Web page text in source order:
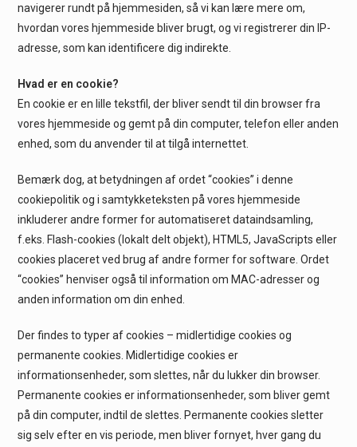
navigerer rundt på hjemmesiden, så vi kan lære mere om,
hvordan vores hjemmeside bliver brugt, og vi registrerer din IP-
adresse, som kan identificere dig indirekte.
Hvad er en cookie?
En cookie er en lille tekstfil, der bliver sendt til din browser fra
vores hjemmeside og gemt på din computer, telefon eller anden
enhed, som du anvender til at tilgå internettet.
Bemærk dog, at betydningen af ordet “cookies” i denne
cookiepolitik og i samtykketeksten på vores hjemmeside
inkluderer andre former for automatiseret dataindsamling,
f.eks. Flash-cookies (lokalt delt objekt), HTML5, JavaScripts eller
cookies placeret ved brug af andre former for software. Ordet
“cookies” henviser også til information om MAC-adresser og
anden information om din enhed.
Der findes to typer af cookies – midlertidige cookies og
permanente cookies. Midlertidige cookies er
informationsenheder, som slettes, når du lukker din browser.
Permanente cookies er informationsenheder, som bliver gemt
på din computer, indtil de slettes. Permanente cookies sletter
sig selv efter en vis periode, men bliver fornyet, hver gang du